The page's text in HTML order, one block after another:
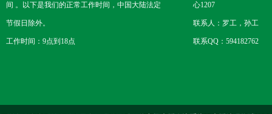
间 。以下是我们的正常工作时间，中国大陆法定
节假日除外。
工作时间：9点到18点
心1207
联系人：罗工，孙工
联系QQ：594182762